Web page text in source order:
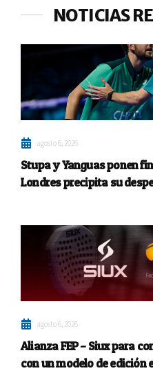
NOTICIAS
agosto 6, 2026
Stupa y Yanguas ponen
Londres precipita su
agosto 6, 2026
Alianza FEP – Siux para
con un modelo de edición